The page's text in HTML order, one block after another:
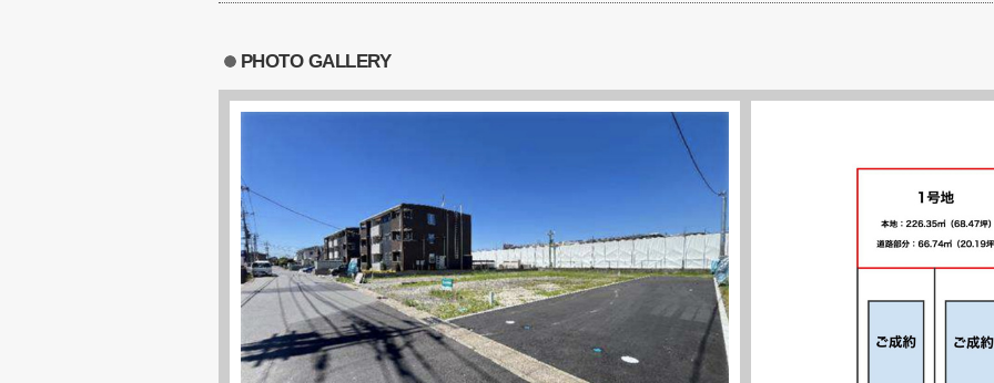
PHOTO GALLERY